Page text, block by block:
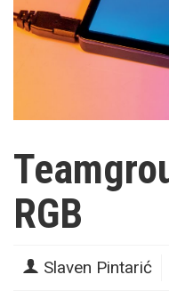
RGB
Slaven Pintarić